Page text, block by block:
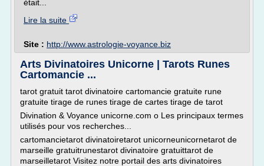
était...
Lire la suite
Site : http://www.astrologie-voyance.biz
Arts Divinatoires Unicorne | Tarots Runes
Cartomancie ...
tarot gratuit tarot divinatoire cartomancie gratuite rune
gratuite tirage de runes tirage de cartes tirage de tarot
Divination & Voyance unicorne.com o Les principaux termes
utilisés pour vos recherches...
cartomancietarot divinatoiretarot unicorneunicornetarot de
marseille gratuitrunestarot divinatoire gratuittarot de
marseilletarot Visitez notre portail des arts divinatoires